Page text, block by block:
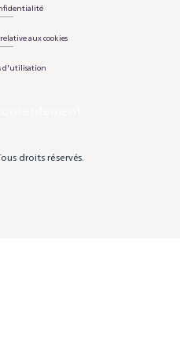
aux cookies
d'utilisation
droits réservés.